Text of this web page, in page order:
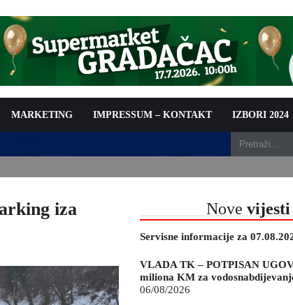
MARKETING IMPRESSUM – KONTAKT IZBORI 2024
iza
Nove vijesti
Servisne informacije za
VLADA TK – POTPISAN
miliona KM za
06/08/2026